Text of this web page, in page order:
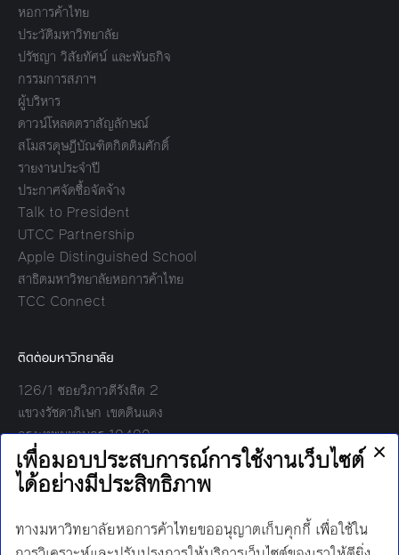
หอการค้าไทย
ประวัติมหาวิทยาลัย
ปรัชญา วิสัยทัศน์ และพันธกิจ
กรรมการสภาฯ
ผู้บริหาร
ดาวน์โหลดตราสัญลักษณ์
สโมสรดุษฎีบัณฑิตกิตติมศักดิ์
รายงานประจำปี
ประกาศจัดซื้อจัดจ้าง
Talk to President
UTCC Partnership
Apple Distinguished School
สาธิตมหาวิทยาลัยหอการค้าไทย
TCC Connect
ติดต่อมหาวิทยาลัย
126/1 ซอยวิภาวดีรังสิต 2
แขวงรัชดาภิเษก เขตดินแดง
กรุงเทพมหานคร 10400
โทร:
02-697-6000
เวลาทำการ: